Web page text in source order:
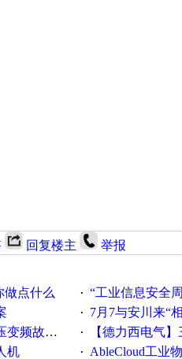
回复楼主 举报
做点什么 · “工业信息安全周之我见”
· 7月7与安川来“
样解决的！ · 【德力西电气】三
机 · AbleCloud工业物联